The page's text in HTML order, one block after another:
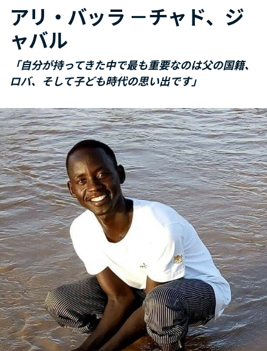
アリ・バッラ －チャド、ジ
ャバル
「自分が持ってきた中で最も重要なのは父の国籍、
ロバ、そして子ども時代の思い出です」